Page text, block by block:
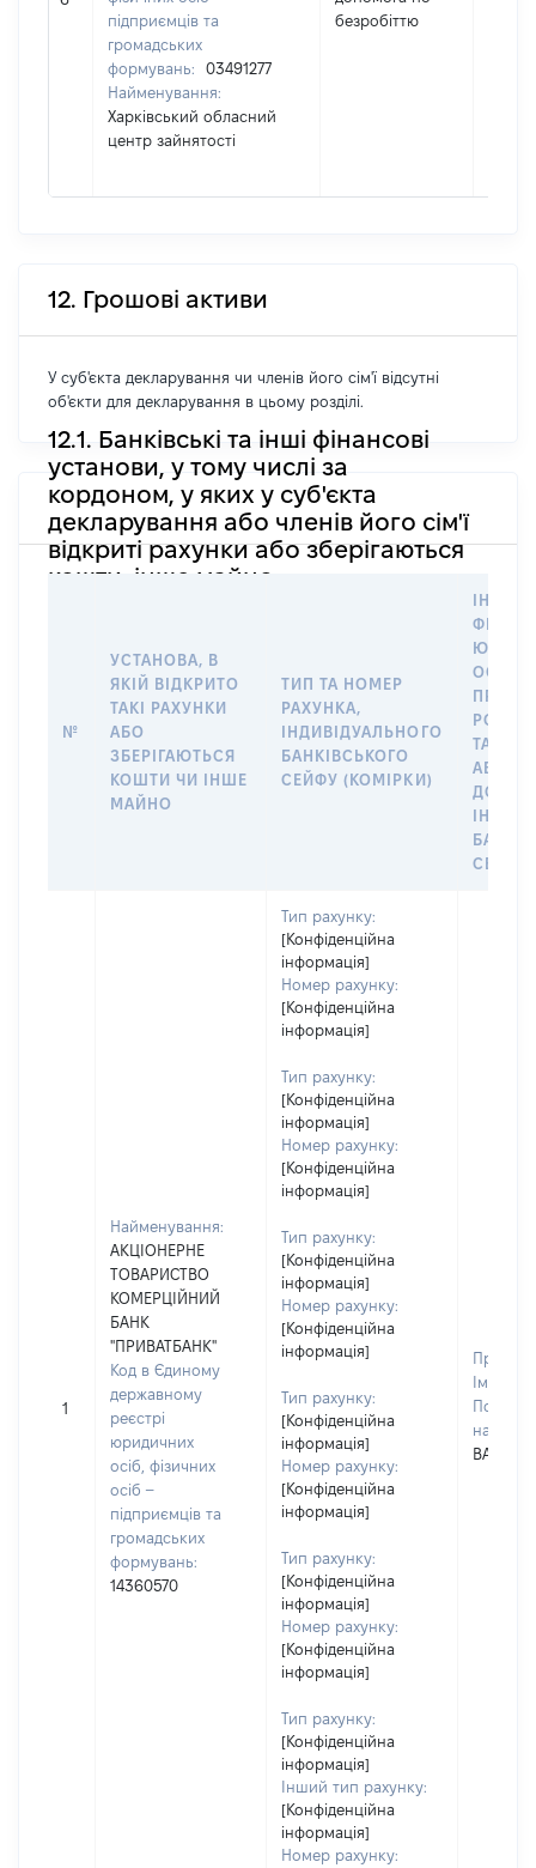
підприємців та
громадських
формувань:
03491277
Найменування:
Харківський обласний
центр зайнятості
безробіттю
12. Грошові активи
У суб'єкта декларування чи членів його сім'ї відсутні
об'єкти для декларування в цьому розділі.
12.1. Банківські та інші фінансові
установи, у тому числі за
кордоном, у яких у суб'єкта
декларування або членів його сім'ї
відкриті рахунки або зберігаються
кошти, інше майно
№
УСТАНОВА, В
ЯКІЙ ВІДКРИТО
ТАКІ РАХУНКИ
АБО
ЗБЕРІГАЮТЬСЯ
КОШТИ ЧИ ІНШЕ
МАЙНО
ТИП ТА НОМЕР
РАХУНКА,
ІНДИВІДУАЛЬНОГО
БАНКІВСЬКОГО
СЕЙФУ (КОМІРКИ)
ПРАВО
ТАКИМ
АБО
ДО
СЕЙФУ
1
Найменування:
АКЦІОНЕРНЕ
ТОВАРИСТВО
КОМЕРЦІЙНИЙ
БАНК
"ПРИВАТБАНК"
Код в Єдиному
державному
реєстрі
юридичних
осіб, фізичних
осіб –
підприємців та
громадських
формувань:
14360570
Тип рахунку:
[Конфіденційна
інформація]
Номер рахунку:
[Конфіденційна
інформація]
Тип рахунку:
[Конфіденційна
інформація]
Номер рахунку:
[Конфіденційна
інформація]
Тип рахунку:
[Конфіденційна
інформація]
Номер рахунку:
[Конфіденційна
інформація]
Тип рахунку:
[Конфіденційна
інформація]
Номер рахунку:
[Конфіденційна
інформація]
Тип рахунку:
[Конфіденційна
інформація]
Номер рахунку:
[Конфіденційна
інформація]
Тип рахунку:
[Конфіденційна
інформація]
Інший тип рахунку:
[Конфіденційна
інформація]
Номер рахунку:
Ім'я:
По